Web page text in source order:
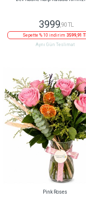
3999,90 TL
Sepette % 10 indirim 3599,91
Aynı Gün Teslimat
Pink Roses